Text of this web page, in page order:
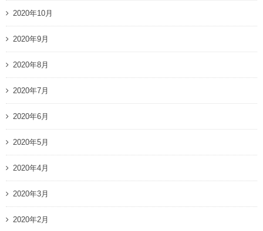
2020年10月
2020年9月
2020年8月
2020年7月
2020年6月
2020年5月
2020年4月
2020年3月
2020年2月